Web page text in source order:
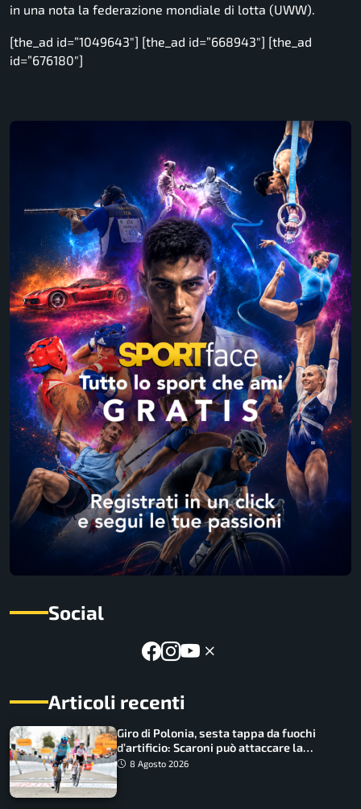
in una nota la federazione mondiale di lotta (UWW).
[the_ad id=”1049643″] [the_ad id=”668943″] [the_ad
id=”676180″]
Social
Articoli recenti
Giro di Polonia, sesta tappa da fuochi
d’artificio: Scaroni può attaccare la
maglia di Lemmen
8 Agosto 2026